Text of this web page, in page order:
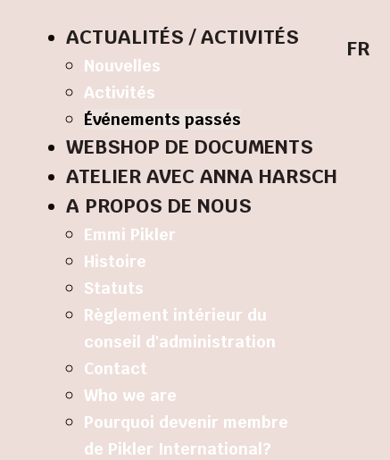
ACTUALITÉS / ACTIVITÉS
Nouvelles
Activités
Événements passés
WEBSHOP DE DOCUMENTS
ATELIER AVEC ANNA HARSCH
A PROPOS DE NOUS
Emmi Pikler
Histoire
Statuts
Règlement intérieur du
conseil d'administration
Contact
Who we are
Pourquoi devenir membre
de Pikler International?
FR